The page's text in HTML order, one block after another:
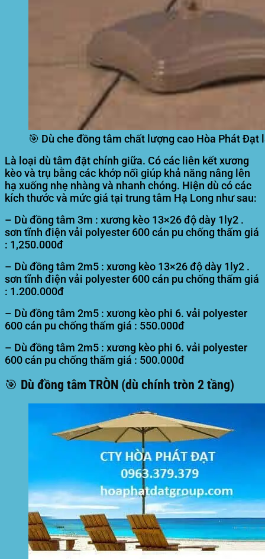
🎯 Dù che đồng tâm chất lượng cao Hòa Phát Đạt
Là loại dù tâm đặt chính giữa. Có các liên kết xương
kèo và trụ bằng các khớp nối giúp khả năng nâng lên
hạ xuống nhẹ nhàng và nhanh chóng. Hiện dù có các
kích thước và mức giá tại trung tâm Hạ Long như sau:
– Dù đồng tâm 3m : xương kèo 13×26 độ dày 1ly2 .
sơn tĩnh điện vải polyester 600 cán pu chống thấm giá
: 1,250.000đ
– Dù đồng tâm 2m5 : xương kèo 13×26 độ dày 1ly2 .
sơn tĩnh điện vải polyester 600 cán pu chống thấm giá
: 1.200.000đ
– Dù đồng tâm 2m5 : xương kèo phi 6. vải polyester
600 cán pu chống thấm giá : 550.000đ
– Dù đồng tâm 2m5 : xương kèo phi 6. vải polyester
600 cán pu chống thấm giá : 500.000đ
🎯 Dù đồng tâm TRÒN (dù chính tròn 2 tầng)